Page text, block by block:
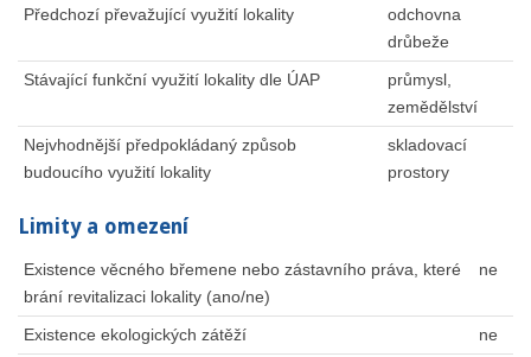
Předchozí převažující využití lokality
odchovna
drůbeže
Stávající funkční využití lokality dle ÚAP
průmysl,
zemědělství
Nejvhodnější předpokládaný způsob
budoucího využití lokality
skladovací
prostory
Limity a omezení
Existence věcného břemene nebo zástavního práva, které
brání revitalizaci lokality (ano/ne)
ne
Existence ekologických zátěží
ne